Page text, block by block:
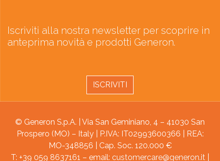
Iscriviti alla nostra newsletter per scoprire in
anteprima novità e prodotti Generon.
ISCRIVITI
© Generon S.p.A. | Via San Geminiano, 4 – 41030 San
Prospero (MO) – Italy | P.IVA: IT02993600366 | REA:
MO-348856 | Cap. Soc. 120.000 €
T: +39 059 8637161 – email: customercare@generon.it